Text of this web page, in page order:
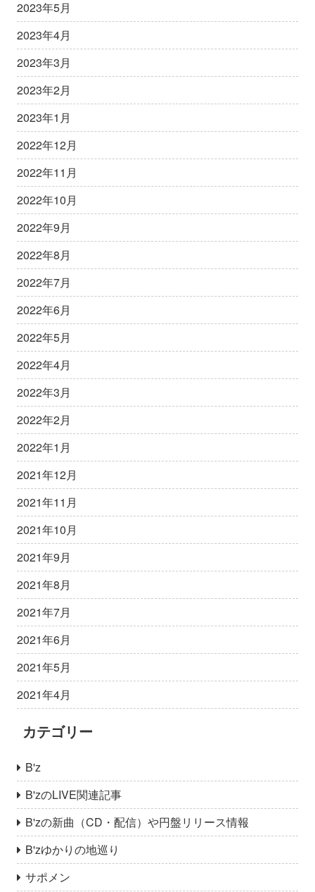
2023年5月
2023年4月
2023年3月
2023年2月
2023年1月
2022年12月
2022年11月
2022年10月
2022年9月
2022年8月
2022年7月
2022年6月
2022年5月
2022年4月
2022年3月
2022年2月
2022年1月
2021年12月
2021年11月
2021年10月
2021年9月
2021年8月
2021年7月
2021年6月
2021年5月
2021年4月
カテゴリー
B'z
B'zのLIVE関連記事
B'zの新曲（CD・配信）や円盤リリース情報
B'zゆかりの地巡り
サポメン